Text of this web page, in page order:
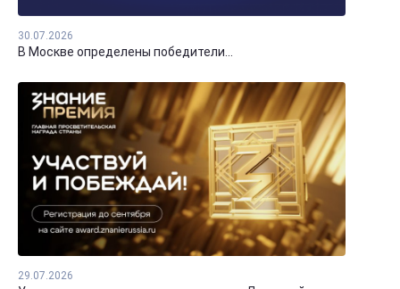
30.07.2026
В Москве определены победители...
29.07.2026